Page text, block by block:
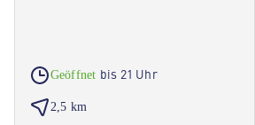
Geöffnet bis 21 Uhr
2,5 km